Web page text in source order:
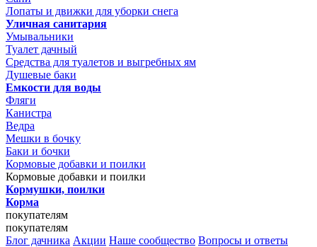
Лопаты и движки для уборки снега
Уличная санитария
Умывальники
Туалет дачный
Средства для туалетов и выгребных ям
Душевые баки
Емкости для воды
Фляги
Канистра
Ведра
Мешки в бочку
Баки и бочки
Кормовые добавки и поилки
Кормовые добавки и поилки
Кормушки, поилки
Корма
покупателям
покупателям
Блог дачника Акции Наше сообщество Вопросы и ответы